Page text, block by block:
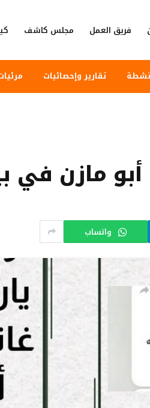
فريق العمل مجلس كاشف
تقارير وإحصائيات
مازن في
واتساب